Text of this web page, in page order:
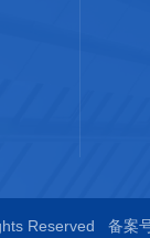
Reserved 备案